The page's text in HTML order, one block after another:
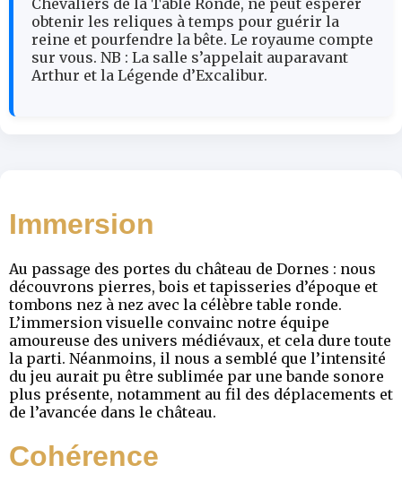
Chevaliers de la Table Ronde, ne peut espérer
obtenir les reliques à temps pour guérir la
reine et pourfendre la bête. Le royaume compte
sur vous. NB : La salle s’appelait auparavant
Arthur et la Légende d’Excalibur.
Immersion
Au passage des portes du château de Dornes : nous
découvrons pierres, bois et tapisseries d’époque et
tombons nez à nez avec la célèbre table ronde.
L’immersion visuelle convainc notre équipe
amoureuse des univers médiévaux, et cela dure toute
la parti. Néanmoins, il nous a semblé que l’intensité
du jeu aurait pu être sublimée par une bande sonore
plus présente, notamment au fil des déplacements et
de l’avancée dans le château.
Cohérence